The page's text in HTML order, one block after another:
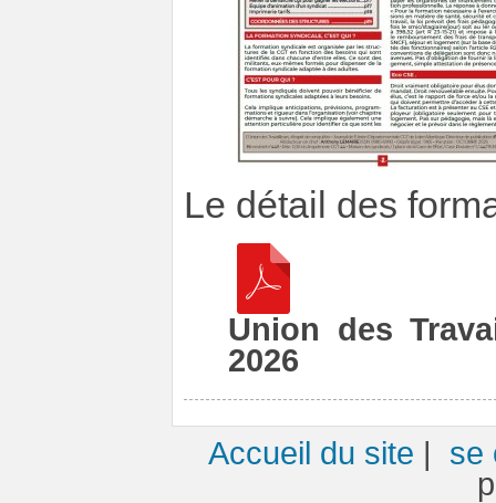
Le détail des
Union des
2026
Accueil du site | se